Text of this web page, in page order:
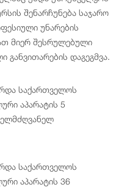
შენარჩუნება საჯარო
უნარების
მიერ შესრულებული
განვითარების დაგეგმვა.
საქართველოს
აპარატის 5
საქართველოს
აპარატის 36